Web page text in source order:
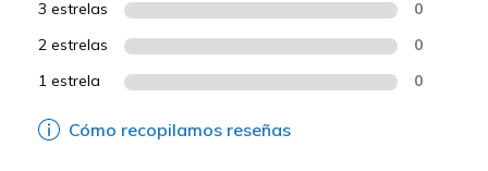
3 estrelas 0
2 estrelas 0
1 estrela 0
Cómo recopilamos reseñas